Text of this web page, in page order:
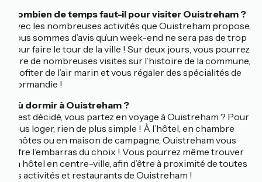
Combien de temps faut-il pour visiter Ouistreham ?
Avec les nombreuses activités que Ouistreham propose,
nous sommes d’avis qu’un week-end ne sera pas de trop
pour faire le tour de la ville ! Sur deux jours, vous pourrez
faire de nombreuses visites sur l’histoire de la commune,
profiter de l’air marin et vous régaler des spécialités de
Normandie !
Où dormir à Ouistreham ?
C’est décidé, vous partez en voyage à Ouistreham ? Pour
vous loger, rien de plus simple ! À l’hôtel, en chambre
d’hôtes ou en maison de campagne, Ouistreham vous
offre l’embarras du choix ! Vous pourrez même trouver
un hôtel en centre-ville, afin d’être à proximité de toutes
les activités et restaurants de Ouistreham !